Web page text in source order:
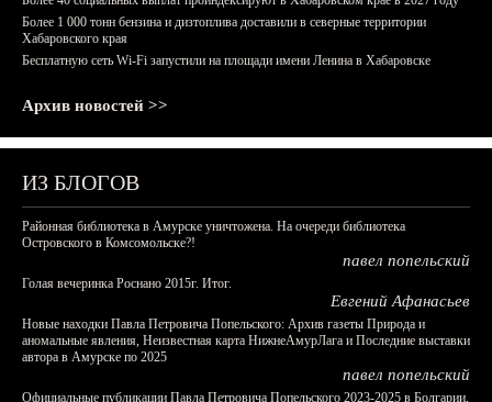
Более 1 000 тонн бензина и дизтоплива доставили в северные территории
Хабаровского края
Бесплатную сеть Wi-Fi запустили на площади имени Ленина в Хабаровске
Архив новостей >>
ИЗ БЛОГОВ
Районная библиотека в Амурске уничтожена. На очереди библиотека
Островского в Комсомольске?!
павел попельский
Голая вечеринка Роснано 2015г. Итог.
Евгений Афанасьев
Новые находки Павла Петровича Попельского: Архив газеты Природа и
аномальные явления, Неизвестная карта НижнеАмурЛага и Последние выставки
автора в Амурске по 2025
павел попельский
Официальные публикации Павла Петровича Попельского 2023-2025 в Болгарии,